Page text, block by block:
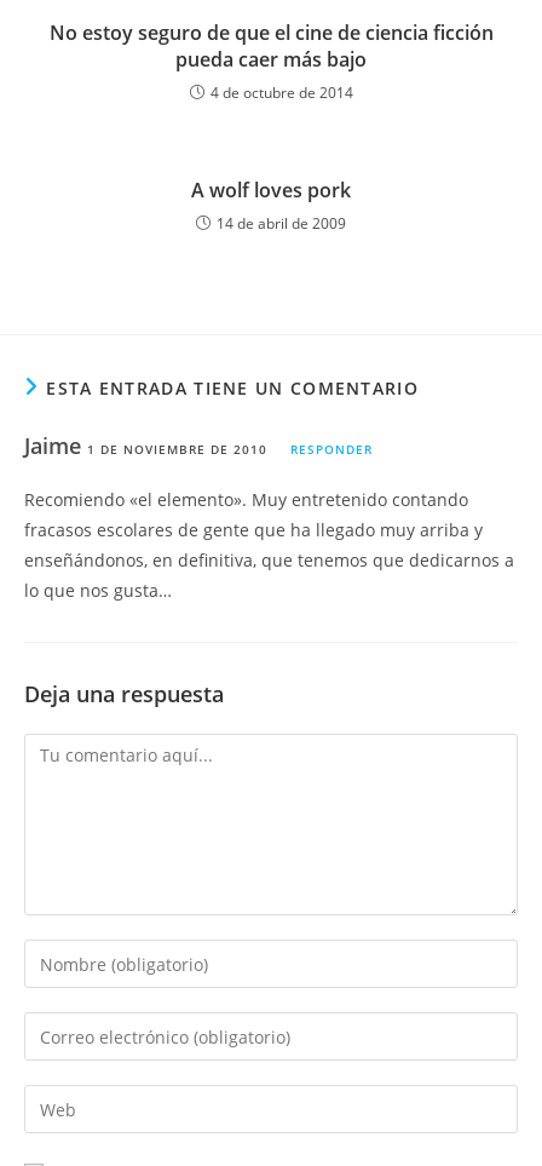
No estoy seguro de que el cine de ciencia ficción
pueda caer más bajo
4 de octubre de 2014
A wolf loves pork
14 de abril de 2009
ESTA ENTRADA TIENE UN COMENTARIO
Jaime 1 DE NOVIEMBRE DE 2010 RESPONDER
Recomiendo «el elemento». Muy entretenido contando
fracasos escolares de gente que ha llegado muy arriba y
enseñándonos, en definitiva, que tenemos que dedicarnos a
lo que nos gusta…
Deja una respuesta
Comentario
Introduce
tu
nombre
de
usuario
Introduce
tu
dirección
de
Introduce
la
URL